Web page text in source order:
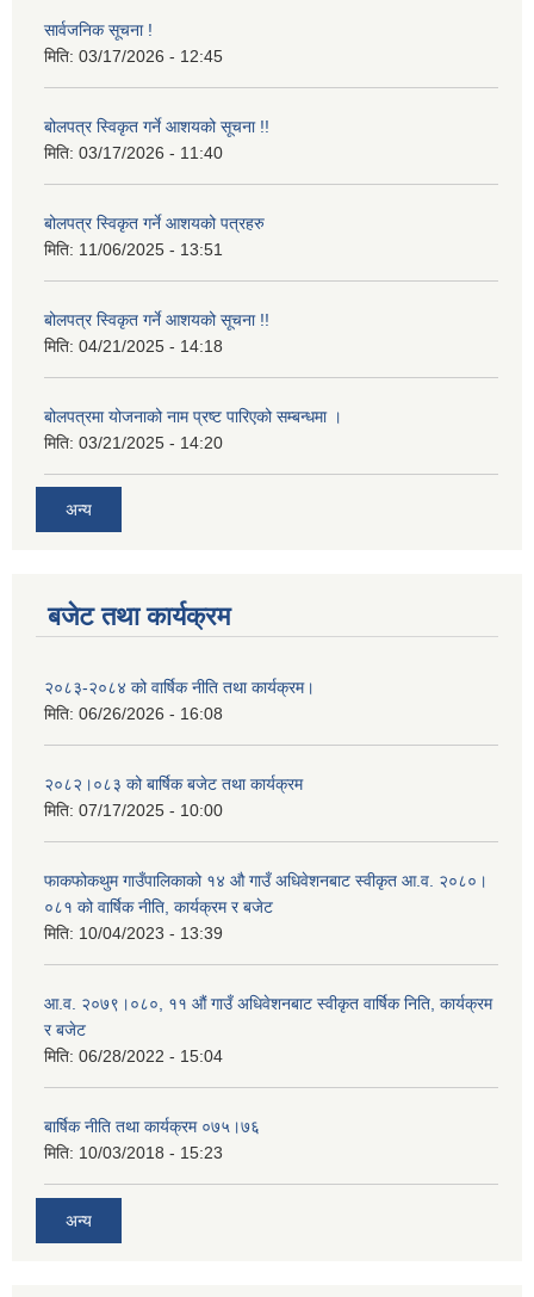
सार्वजनिक सूचना !
मिति: 03/17/2026 - 12:45
बोलपत्र स्विकृत गर्ने आशयको सूचना !!
मिति: 03/17/2026 - 11:40
बोलपत्र स्विकृत गर्ने आशयको पत्रहरु
मिति: 11/06/2025 - 13:51
बोलपत्र स्विकृत गर्ने आशयको सूचना !!
मिति: 04/21/2025 - 14:18
बोलपत्रमा योजनाको नाम प्रष्ट पारिएको सम्बन्धमा ।
मिति: 03/21/2025 - 14:20
अन्य
बजेट तथा कार्यक्रम
२०८३-२०८४ को वार्षिक नीति तथा कार्यक्रम।
मिति: 06/26/2026 - 16:08
२०८२।०८३ को बार्षिक बजेट तथा कार्यक्रम
मिति: 07/17/2025 - 10:00
फाकफोकथुम गाउँपालिकाको १४ औ गाउँ अधिवेशनबाट स्वीकृत आ.व. २०८०।
०८१ को वार्षिक नीति, कार्यक्रम र बजेट
मिति: 10/04/2023 - 13:39
आ.व. २०७९।०८०, ११ औं गाउँ अधिवेशनबाट स्वीकृत वार्षिक निति, कार्यक्रम
र बजेट
मिति: 06/28/2022 - 15:04
बार्षिक नीति तथा कार्यक्रम ०७५।७६
मिति: 10/03/2018 - 15:23
अन्य